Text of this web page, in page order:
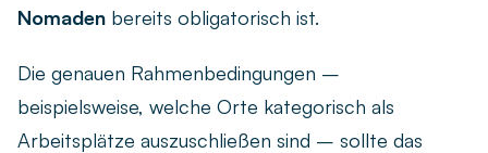
Nomaden bereits obligatorisch ist.
Die genauen Rahmenbedingungen –
beispielsweise, welche Orte kategorisch als
Arbeitsplätze auszuschließen sind – sollte das